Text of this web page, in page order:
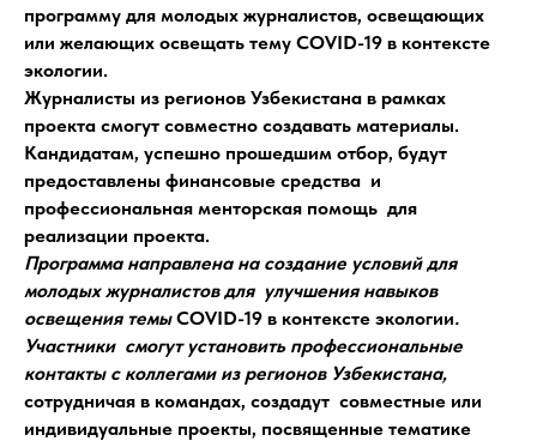
программу для молодых журналистов, освещающих
или желающих освещать тему COVID-19 в контексте
экологии.
Журналисты из регионов Узбекистана в рамках
проекта смогут совместно создавать материалы.
Кандидатам, успешно прошедшим отбор, будут
предоставлены финансовые средства и
профессиональная менторская помощь для
реализации проекта.
Программа направлена на создание условий для
молодых журналистов для улучшения навыков
освещения темыCOVID-19 в контексте экологии.
Участники смогут установить профессиональные
контакты с коллегами из регионов Узбекистана,
сотрудничая в командах, создадут совместные или
индивидуальные проекты, посвященные тематике